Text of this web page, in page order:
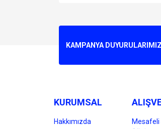
Ürün resmi kalitesiz,
Bu ürüne benzer farklı
KAMPANYA
KURUMSAL
Hakkımızda
Mesafeli